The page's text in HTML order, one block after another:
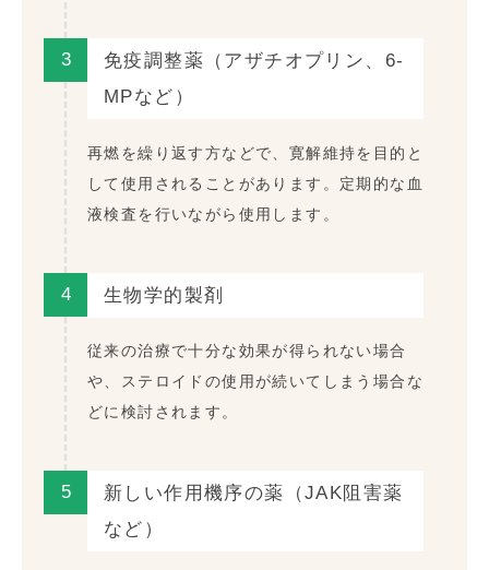
3
免疫調整薬（アザチオプリン、6-
MPなど）
再燃を繰り返す方などで、寛解維持を目的と
して使用されることがあります。定期的な血
液検査を行いながら使用します。
4 生物学的製剤
従来の治療で十分な効果が得られない場合
や、ステロイドの使用が続いてしまう場合な
どに検討されます。
5
新しい作用機序の薬（JAK阻害薬
など）